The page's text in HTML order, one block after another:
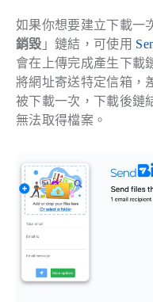
如果你想要建立下載一
銷毀 」鏈結，可使用
會在上傳完成產生下載
將網址寄送特定信箱，
被下載一次，下載後鏈
無法取得檔案。